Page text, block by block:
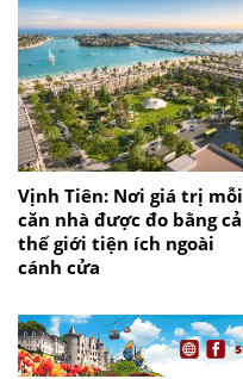
Vịnh Tiên: Nơi giá trị mỗi
căn nhà được đo bằng cả
thế giới tiện ích ngoài
cánh cửa